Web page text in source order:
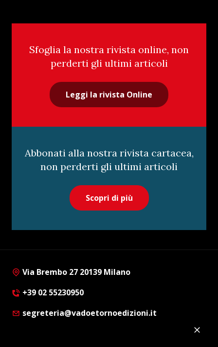
Sfoglia la nostra rivista online, non
perderti gli ultimi articoli
Leggi la rivista Online
Abbonati alla nostra rivista cartacea,
non perderti gli ultimi articoli
Scopri di più
Via Brembo 27 20139 Milano
+39 02 55230950
segreteria@vadoetornoedizioni.it